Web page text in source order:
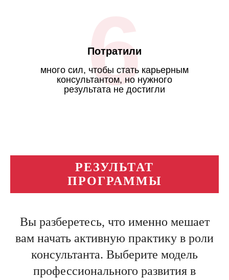
6
много сил, чтобы стать карьерным
консультантом, но нужного
результата не достигли
Потратили
РЕЗУЛЬТАТ
ПРОГРАММЫ
Вы разберетесь, что именно мешает
вам начать активную практику в роли
консультанта. Выберите модель
профессионального развития в